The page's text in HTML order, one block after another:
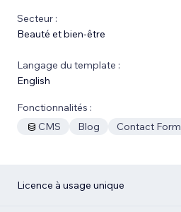
Secteur :
Beauté et bien-être
Langage du template :
English
Fonctionnalités :
CMS
Blog Contact Form
Licence à usage unique